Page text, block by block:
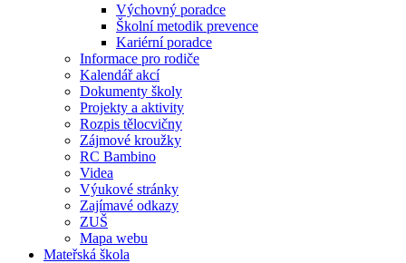
Výchovný poradce
Školní metodik prevence
Kariérní poradce
Informace pro rodiče
Kalendář akcí
Dokumenty školy
Projekty a aktivity
Rozpis tělocvičny
Zájmové kroužky
RC Bambino
Videa
Výukové stránky
Zajímavé odkazy
ZUŠ
Mapa webu
Mateřská škola